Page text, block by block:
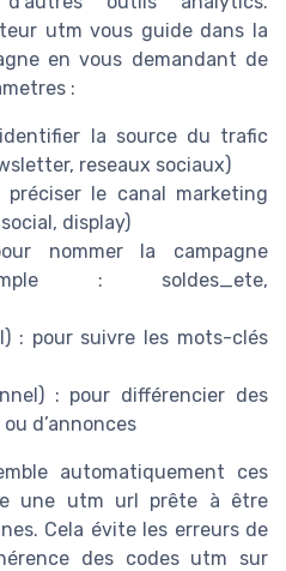
utm vous guide dans la
en vous demandant de
:
la source du trafic
reseaux sociaux)
préciser le canal marketing
display)
nommer la campagne
: soldes_ete,
: pour suivre les mots-clés
: pour différencier des
d’annonces
automatiquement ces
une utm url prête à être
Cela évite les erreurs de
des codes utm sur